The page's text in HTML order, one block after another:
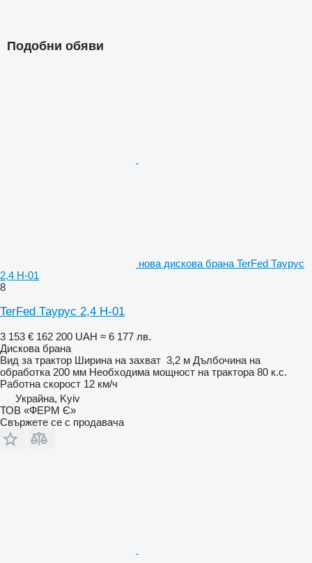
Подобни обяви
нова дискова брана TerFed Таурус
2,4 Н-01
8
TerFed Таурус 2,4 Н-01
3 153 € 162 200 UAH ≈ 6 177 лв.
Дискова брана
Вид за трактор Ширина на захват 3,2 м Дълбочина на
обработка 200 мм Необходима мощност на трактора 80 к.с.
Работна скорост 12 км/ч
Украйна, Kyiv
ТОВ «ФЕРМ Є»
Свържете се с продавача